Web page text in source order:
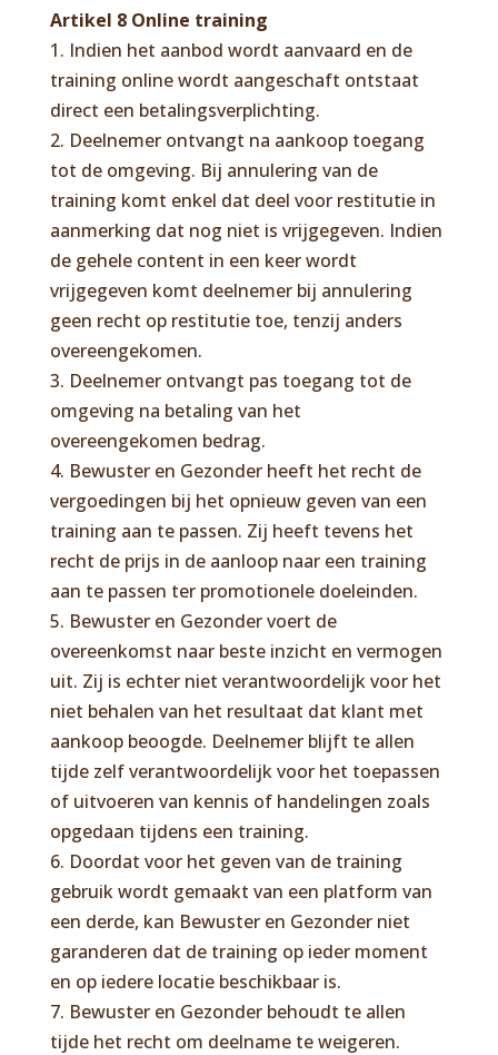
Artikel 8 Online training
1. Indien het aanbod wordt aanvaard en de
training online wordt aangeschaft ontstaat
direct een betalingsverplichting.
2. Deelnemer ontvangt na aankoop toegang
tot de omgeving. Bij annulering van de
training komt enkel dat deel voor restitutie in
aanmerking dat nog niet is vrijgegeven. Indien
de gehele content in een keer wordt
vrijgegeven komt deelnemer bij annulering
geen recht op restitutie toe, tenzij anders
overeengekomen.
3. Deelnemer ontvangt pas toegang tot de
omgeving na betaling van het
overeengekomen bedrag.
4. Bewuster en Gezonder heeft het recht de
vergoedingen bij het opnieuw geven van een
training aan te passen. Zij heeft tevens het
recht de prijs in de aanloop naar een training
aan te passen ter promotionele doeleinden.
5. Bewuster en Gezonder voert de
overeenkomst naar beste inzicht en vermogen
uit. Zij is echter niet verantwoordelijk voor het
niet behalen van het resultaat dat klant met
aankoop beoogde. Deelnemer blijft te allen
tijde zelf verantwoordelijk voor het toepassen
of uitvoeren van kennis of handelingen zoals
opgedaan tijdens een training.
6. Doordat voor het geven van de training
gebruik wordt gemaakt van een platform van
een derde, kan Bewuster en Gezonder niet
garanderen dat de training op ieder moment
en op iedere locatie beschikbaar is.
7. Bewuster en Gezonder behoudt te allen
tijde het recht om deelname te weigeren.